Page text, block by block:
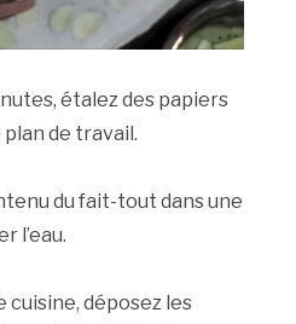
étalez des papiers
de travail.
du fait-tout dans une
l’eau.
cuisine, déposez les